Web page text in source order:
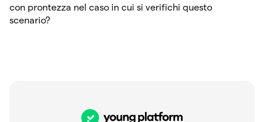
con prontezza nel caso in cui si verifichi questo
scenario?